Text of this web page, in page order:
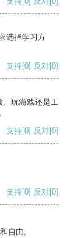
选择学习方
支持[0] 反对[0]
、玩游戏还是工
支持[0] 反对[0]
支持[0] 反对[0]
自由。